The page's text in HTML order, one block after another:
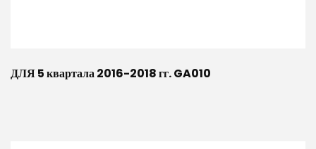
ДЛЯ 5 квартала 2016-2018 гг. GA010